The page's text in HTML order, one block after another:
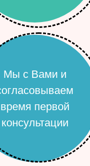
Мы с Вами и
время первой
консультации